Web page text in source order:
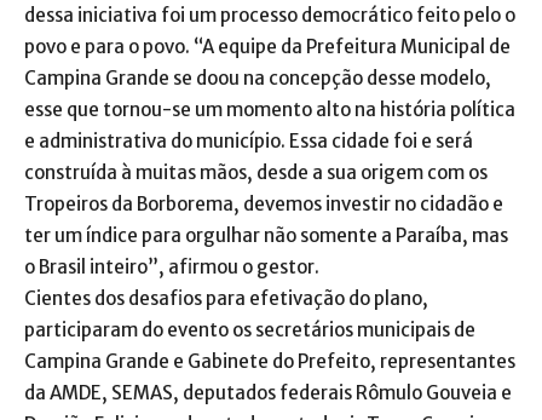
dessa iniciativa foi um processo democrático feito pelo o
povo e para o povo. “A equipe da Prefeitura Municipal de
Campina Grande se doou na concepção desse modelo,
esse que tornou-se um momento alto na história política
e administrativa do município. Essa cidade foi e será
construída à muitas mãos, desde a sua origem com os
Tropeiros da Borborema, devemos investir no cidadão e
ter um índice para orgulhar não somente a Paraíba, mas
o Brasil inteiro”, afirmou o gestor.
Cientes dos desafios para efetivação do plano,
participaram do evento os secretários municipais de
Campina Grande e Gabinete do Prefeito, representantes
da AMDE, SEMAS, deputados federais Rômulo Gouveia e